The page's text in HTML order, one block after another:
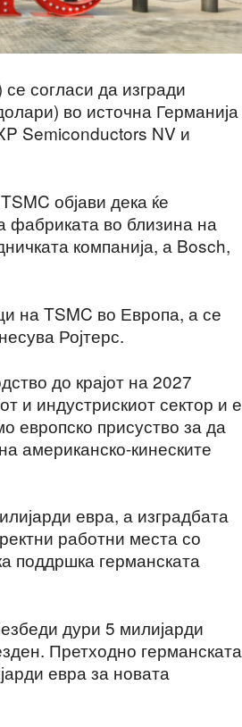
согласи да изгради
во источна Германија
Semiconductors NV и
објави дека ќе
фабриката во близина на
компанија, а Bosch,
на TSMC во Европа, а се
Ројтерс.
до крајот на 2027
и индустрискиот сектор и е
европско присуство за да
американско-кинеските
евра, а изградбата
работни места со
поддршка германската
дури 5 милијарди
Претходно германската
евра за новата